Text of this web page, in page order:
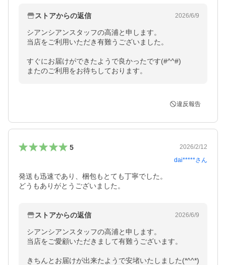
ストアからの返信 2026/6/9
シアンシアンスタッフの高浦と申します。
当店をご利用いただき有難うございました。
すぐにお届けができたようで良かったです(#^^#)
またのご利用をお待ちしております。
違反報告
5
2026/2/12
dai*****さん
発送も迅速であり、梱包もとても丁寧でした。
どうもありがとうございました。
ストアからの返信 2026/6/9
シアンシアンスタッフの高浦と申します。
当店をご愛顧いただきまして有難うございます。
きちんとお届けが出来たようで安堵いたしました(*^^*)